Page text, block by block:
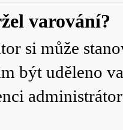
varování?
si může
být uděleno